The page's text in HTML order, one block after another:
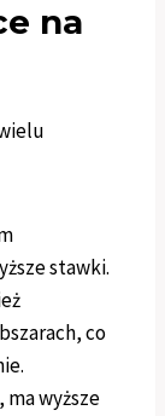
na
stawki.
co
ma wyższe